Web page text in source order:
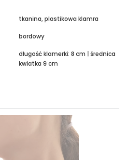
tkanina, plastikowa klamra
bordowy
długość klamerki: 8 cm | średnica
kwiatka 9 cm